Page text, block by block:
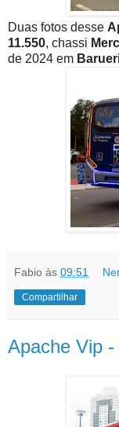
Duas fotos desse
11.550, chassi
de 2024 em
Fabio às 09:51
Compartilhar
Apache Vip